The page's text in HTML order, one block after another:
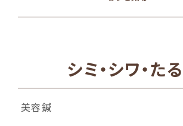
シミ・シワ・た
美容鍼